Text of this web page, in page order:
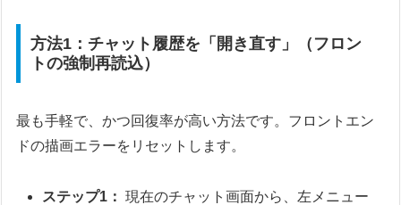
方法1：チャット履歴を「開き直す」（フロン
トの強制再読込）
最も手軽で、かつ回復率が高い方法です。フロントエン
ドの描画エラーをリセットします。
ステップ1： 現在のチャット画面から、左メニュー